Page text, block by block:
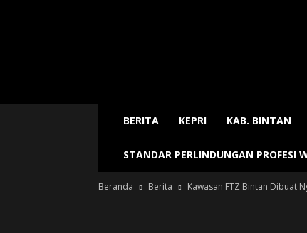
BERITA KEPRI KAB. BINTAN
STANDAR PERLINDUNGAN PROFESI
Beranda Berita Kawasan FTZ Bintan Dibuat